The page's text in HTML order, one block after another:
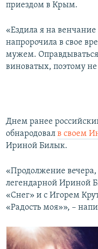
приездом в Крым.
«Ездила я на
напророчила в свое
мужем. Оправдываться
виноватых, поэтому
Днем ранее
обнародовал в своем
Ириной Билык.
«Продолжение
легендарной Ириной
«Снег» и с Игорем
«Радость моя»», –